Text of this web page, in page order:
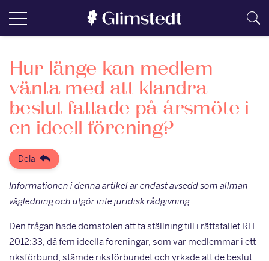
Hur länge kan medlem
vänta med att klandra
beslut fattade på årsmöte i
en ideell förening?
Dela
Informationen i denna artikel är endast avsedd som allmän
vägledning och utgör inte juridisk rådgivning.
Den frågan hade domstolen att ta ställning till i rättsfallet RH
2012:33, då fem ideella föreningar, som var medlemmar i ett
riksförbund, stämde riksförbundet och yrkade att de beslut